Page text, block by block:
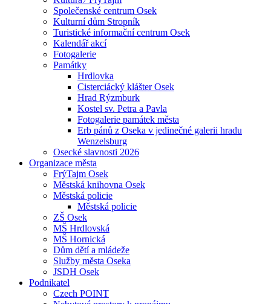
Společenské centrum Osek
Kulturní dům Stropník
Turistické informační centrum Osek
Kalendář akcí
Fotogalerie
Památky
Hrdlovka
Cisterciácký klášter Osek
Hrad Rýzmburk
Kostel sv. Petra a Pavla
Fotogalerie památek města
Erb pánů z Oseka v jedinečné galerii hradu
Wenzelsburg
Osecké slavnosti 2026
Organizace města
FrýTajm Osek
Městská knihovna Osek
Městská policie
Městská policie
ZŠ Osek
MŠ Hrdlovská
MŠ Hornická
Dům dětí a mládeže
Služby města Oseka
JSDH Osek
Podnikatel
Czech POINT